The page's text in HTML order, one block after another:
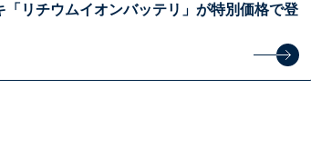
リチウムイオンバッテリ」が特別価格で登